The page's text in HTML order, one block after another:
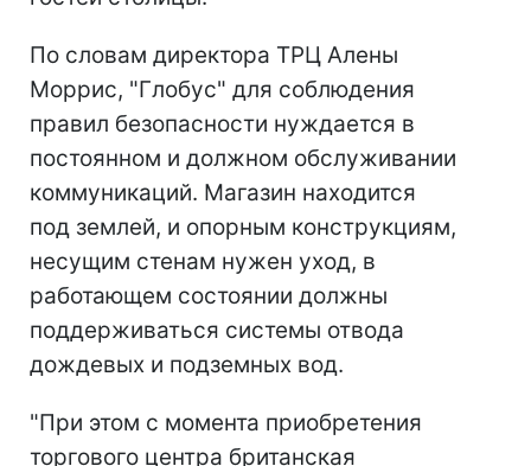
По словам директора ТРЦ Алены
Моррис, "Глобус" для соблюдения
правил безопасности нуждается в
постоянном и должном обслуживании
коммуникаций. Магазин находится
под землей, и опорным конструкциям,
несущим стенам нужен уход, в
работающем состоянии должны
поддерживаться системы отвода
дождевых и подземных вод.
"При этом с момента приобретения
торгового центра британская